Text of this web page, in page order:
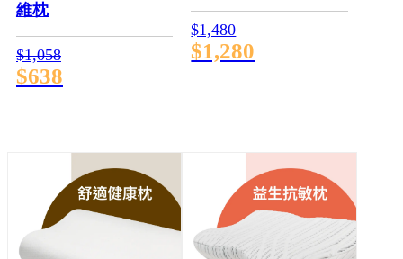
維枕
$1,058
$638
$1,480
$1,280